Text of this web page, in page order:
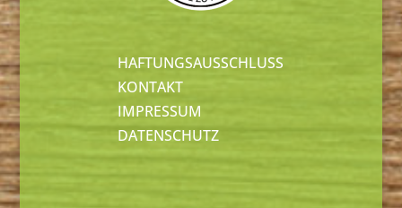
HAFTUNGSAUSSCHLUSS
KONTAKT
IMPRESSUM
DATENSCHUTZ